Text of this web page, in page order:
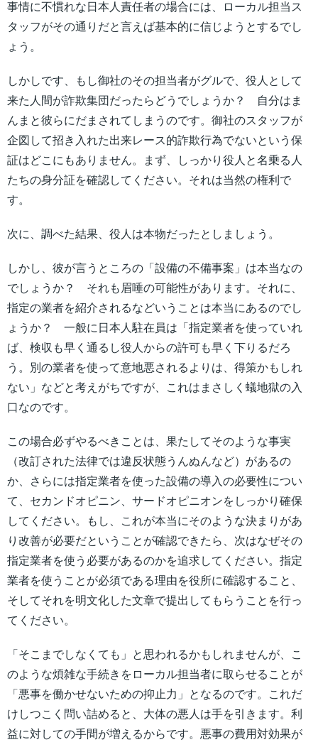
事情に不慣れな日本人責任者の場合には、ローカル担当ス
タッフがその通りだと言えば基本的に信じようとするでし
ょう。
しかしです、もし御社のその担当者がグルで、役人として
来た人間が詐欺集団だったらどうでしょうか？ 自分はま
んまと彼らにだまされてしまうのです。御社のスタッフが
企図して招き入れた出来レース的詐欺行為でないという保
証はどこにもありません。まず、しっかり役人と名乗る人
たちの身分証を確認してください。それは当然の権利で
す。
次に、調べた結果、役人は本物だったとしましょう。
しかし、彼が言うところの「設備の不備事案」は本当なの
でしょうか？ それも眉唾の可能性があります。それに、
指定の業者を紹介されるなどいうことは本当にあるのでし
ょうか？ 一般に日本人駐在員は「指定業者を使っていれ
ば、検収も早く通るし役人からの許可も早く下りるだろ
う。別の業者を使って意地悪されるよりは、得策かもしれ
ない」などと考えがちですが、これはまさしく蟻地獄の入
口なのです。
この場合必ずやるべきことは、果たしてそのような事実
（改訂された法律では違反状態うんぬんなど）があるの
か、さらには指定業者を使った設備の導入の必要性につい
て、セカンドオピニン、サードオピニオンをしっかり確保
してください。もし、これが本当にそのような決まりがあ
り改善が必要だということが確認できたら、次はなぜその
指定業者を使う必要があるのかを追求してください。指定
業者を使うことが必須である理由を役所に確認すること、
そしてそれを明文化した文章で提出してもらうことを行っ
てください。
「そこまでしなくても」と思われるかもしれませんが、こ
のような煩雑な手続きをローカル担当者に取らせることが
「悪事を働かせないための抑止力」となるのです。これだ
けしつこく問い詰めると、大体の悪人は手を引きます。利
益に対しての手間が増えるからです。悪事の費用対効果が